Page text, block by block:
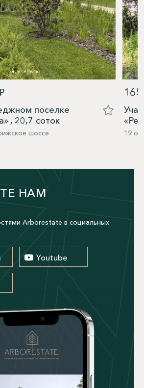
поселке
, 20,7 соток
шоссе 19
НАМ
Arborestate в социальных
Youtube